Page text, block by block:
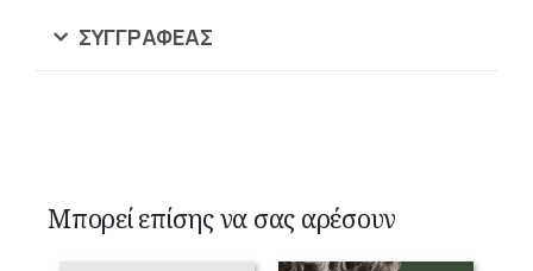
ΣΥΓΓΡΑΦΈΑΣ
Μπορεί επίσης να σας αρέσουν